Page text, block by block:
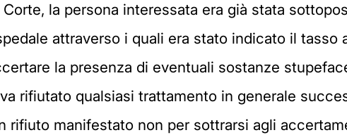
la persona interessata era già stata
attraverso i quali era stato indicato il tasso
la presenza di eventuali sostanze
rifiutato qualsiasi trattamento in generale
rifiuto manifestato non per sottrarsi agli